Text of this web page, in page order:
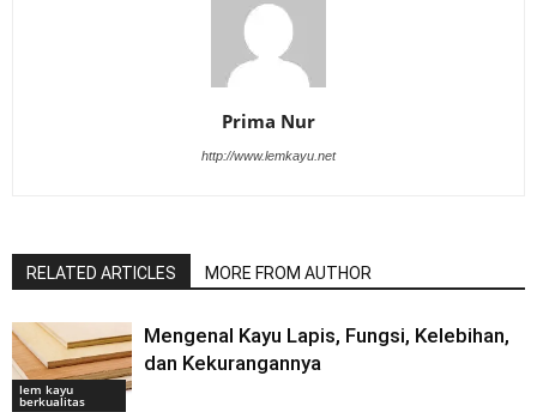
Prima Nur
http://www.lemkayu.net
RELATED ARTICLES MORE FROM AUTHOR
lem kayu
berkualitas
Mengenal Kayu Lapis, Fungsi, Kelebihan,
dan Kekurangannya